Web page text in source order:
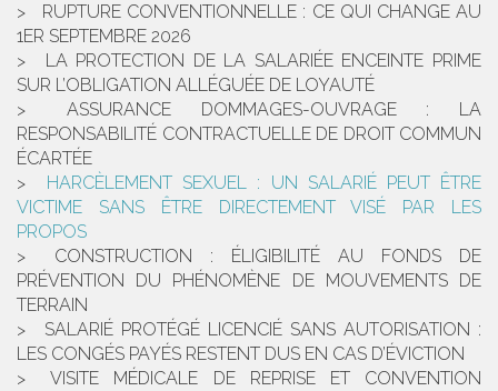
RUPTURE CONVENTIONNELLE : CE QUI CHANGE AU
1ER SEPTEMBRE 2026
LA PROTECTION DE LA SALARIÉE ENCEINTE PRIME
SUR L’OBLIGATION ALLÉGUÉE DE LOYAUTÉ
ASSURANCE DOMMAGES-OUVRAGE : LA
RESPONSABILITÉ CONTRACTUELLE DE DROIT COMMUN
ÉCARTÉE
HARCÈLEMENT SEXUEL : UN SALARIÉ PEUT ÊTRE
VICTIME SANS ÊTRE DIRECTEMENT VISÉ PAR LES
PROPOS
CONSTRUCTION : ÉLIGIBILITÉ AU FONDS DE
PRÉVENTION DU PHÉNOMÈNE DE MOUVEMENTS DE
TERRAIN
SALARIÉ PROTÉGÉ LICENCIÉ SANS AUTORISATION :
LES CONGÉS PAYÉS RESTENT DUS EN CAS D’ÉVICTION
VISITE MÉDICALE DE REPRISE ET CONVENTION